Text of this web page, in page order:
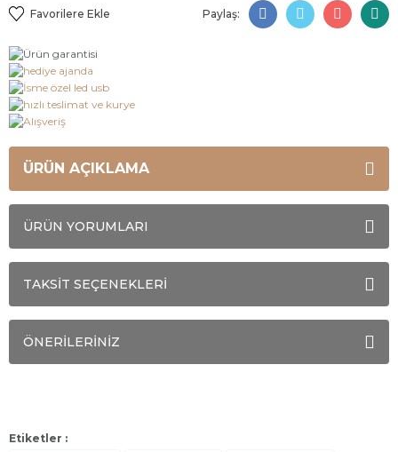
Paylaş:
ÜRÜN AÇIKLAMA
ÜRÜN YORUMLARI
TAKSİT SEÇENEKLERİ
ÖNERİLERİNİZ
Etiketler :